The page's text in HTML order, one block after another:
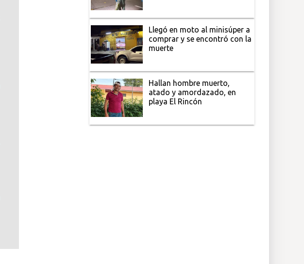
Llegó en moto al minisúper a
comprar y se encontró con la
muerte
Hallan hombre muerto,
atado y amordazado, en
playa El Rincón